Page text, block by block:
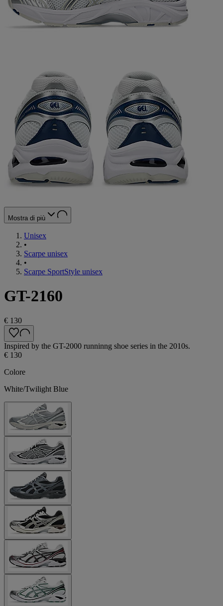
Mostra di più
Unisex
•
Scarpe unisex
•
Scarpe SportStyle unisex
GT-2160
€ 130
Inspired by the GT-2000 runninng shoe series in the 2010s.
€ 130
Colore
White/Twilight Blue